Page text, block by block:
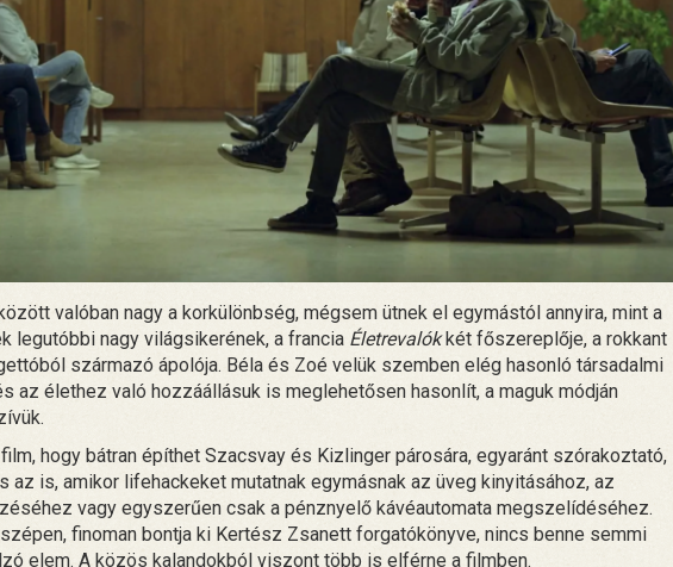
valóban nagy a korkülönbség, mégsem ütnek el egymástól annyira, mint a
legutóbbi nagy világsikerének, a francia Életrevalókkét főszereplője, a rokkant
származó ápolója. Béla és Zoé velük szemben elég hasonló társadalmi
az élethez való hozzáállásuk is meglehetősen hasonlít, a maguk módján
hogy bátran építhet Szacsvay és Kizlinger párosára, egyaránt szórakoztató,
az is, amikor lifehackeket mutatnak egymásnak az üveg kinyitásához, az
vagy egyszerűen csak a pénznyelő kávéautomata megszelídéséhez.
finoman bontja ki Kertész Zsanett forgatókönyve, nincs benne semmi
elem. A közös kalandokból viszont több is elférne a filmben.